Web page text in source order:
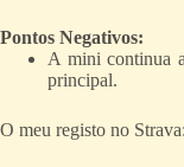
Pontos Negativos:
A mini continua
principal.
O meu registo no Strava: